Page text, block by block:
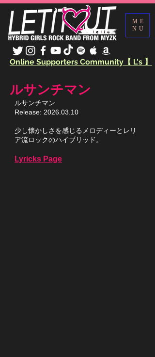
ME
NU
Online Supporters Community【 L's 】
ルサンチマン
ルサンチマン
Release: 2026.03.10
​少し懐かしさを感じるメロディーとレリ
ア流ロックのハイブリッド。
Lyricks Page